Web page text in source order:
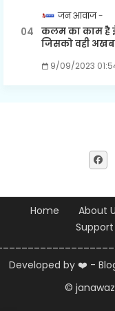
जन आवाज
कलम का काम है
जिसको वही
9/09/2023
Home About
Developed by ❤️ -
©